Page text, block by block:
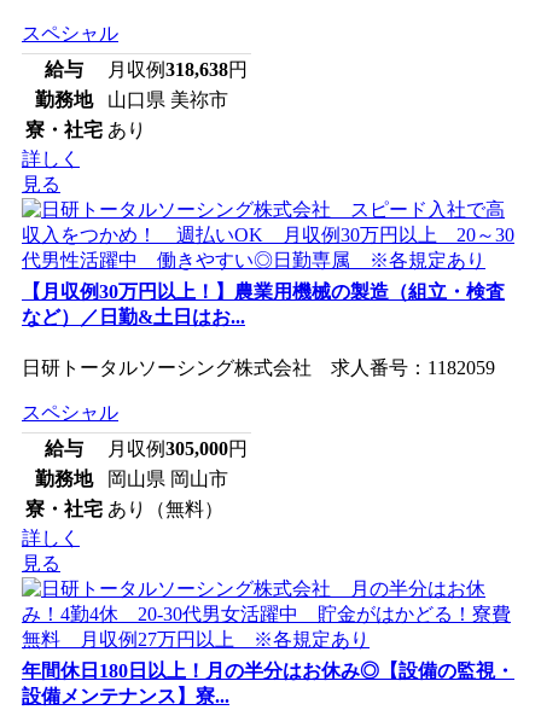
スペシャル
給与
月収例318,638円
勤務地
山口県 美祢市
寮・社宅 あり
詳しく
見る
【月収例30万円以上！】農業用機械の製造（組立・検査
など）／日勤&土日はお...
日研トータルソーシング株式会社 求人番号：1182059
スペシャル
給与
月収例305,000円
勤務地
岡山県 岡山市
寮・社宅 あり（無料）
詳しく
見る
年間休日180日以上！月の半分はお休み◎【設備の監視・
設備メンテナンス】寮...